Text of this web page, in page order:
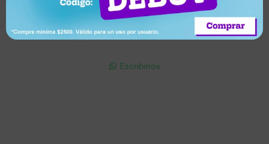
Soriano 932 Esq. Convención
 Lunes a Viernes 9:30 a 19:00 / Sábados 9:30 a 14:00
 Escribinos